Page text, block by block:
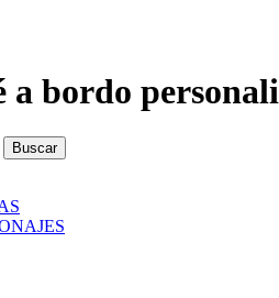
a bordo
Buscar